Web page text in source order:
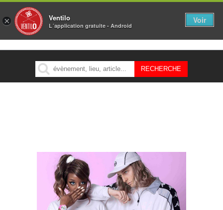
MENU
× Ventilo
L´application gratuite - Android
Voir